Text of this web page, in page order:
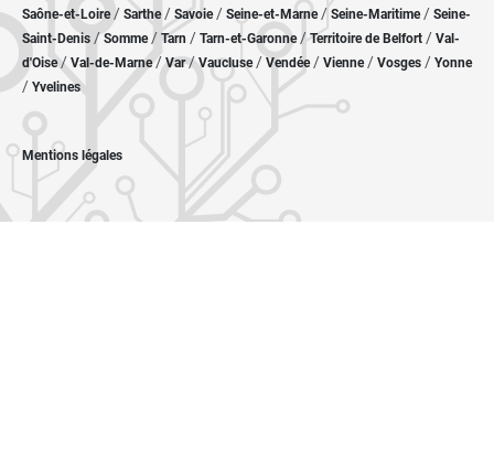
Saône-et-Loire/ Sarthe/ Savoie/ Seine-et-Marne/ Seine-Maritime/ Seine-
Saint-Denis /Somme/ Tarn / Tarn-et-Garonne/Territoire de Belfort / Val-
d'Oise/ Val-de-Marne/Var/Vaucluse/ Vendée/ Vienne/ Vosges / Yonne
/ Yvelines
Mentions légales